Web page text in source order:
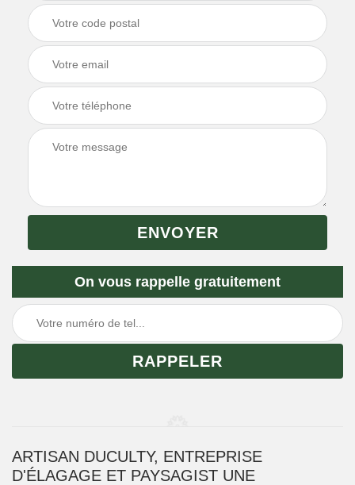
On vous rappelle gratuitement
ARTISAN DUCULTY, ENTREPRISE
D'ÉLAGAGE ET PAYSAGIST UNE